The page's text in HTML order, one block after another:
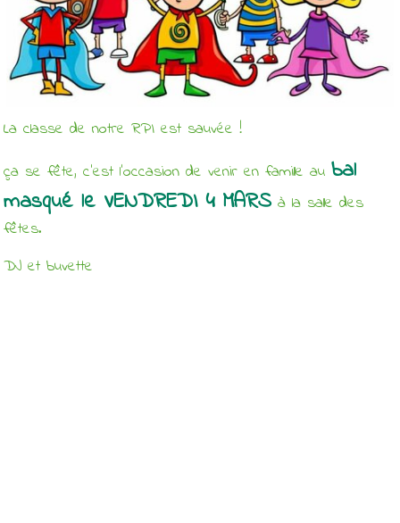
La classe de notre RPI est sauvée !
ça se fête, c'est l'occasion de venir en famille aubal
masqué le VENDREDI 4 MARS à la salle des
fêtes.
DJ et buvette